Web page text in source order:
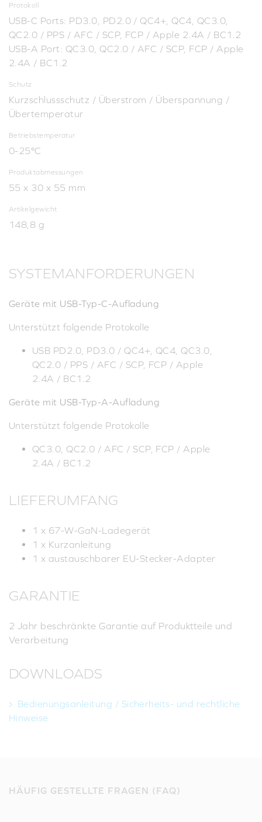
Protokoll
USB-C Ports: PD3.0, PD2.0 / QC4+, QC4, QC3.0,
QC2.0 / PPS / AFC / SCP, FCP / Apple 2.4A / BC1.2
USB-A Port: QC3.0, QC2.0 / AFC / SCP, FCP / Apple
2.4A / BC1.2
Schutz
Kurzschlussschutz / Überstrom / Überspannung /
Übertemperatur
Betriebstemperatur
0-25°C
Produktabmessungen
55 x 30 x 55 mm
Artikelgewicht
148,8 g
SYSTEMANFORDERUNGEN
Geräte mit USB-Typ-C-Aufladung
Unterstützt folgende Protokolle
USB PD2.0, PD3.0 / QC4+, QC4, QC3.0,
QC2.0 / PPS / AFC / SCP, FCP / Apple
2.4A / BC1.2
Geräte mit USB-Typ-A-Aufladung
Unterstützt folgende Protokolle
QC3.0, QC2.0 / AFC / SCP, FCP / Apple
2.4A / BC1.2
LIEFERUMFANG
1 x 67-W-GaN-Ladegerät
1 x Kurzanleitung
1 x austauschbarer EU-Stecker-Adapter
GARANTIE
2 Jahr beschränkte Garantie auf Produktteile und
Verarbeitung
DOWNLOADS
Bedienungsanleitung / Sicherheits- und rechtliche
Hinweise
HÄUFIG GESTELLTE FRAGEN (FAQ)